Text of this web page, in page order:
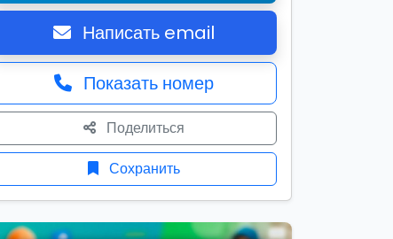
Написать email
Показать номер
Поделиться
Сохранить